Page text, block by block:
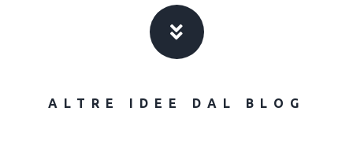
ALTRE IDEE DAL BLOG